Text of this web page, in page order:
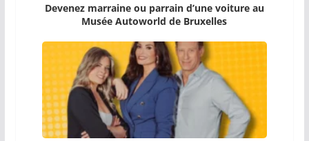
Devenez marraine ou parrain d’une voiture au
Musée Autoworld de Bruxelles